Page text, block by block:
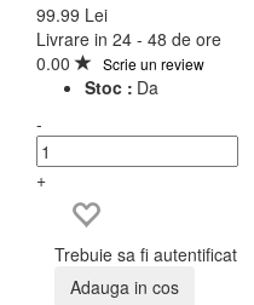
99.99 Lei
Livrare in 24 - 48 de ore
0.00
Scrie un review
Stoc : Da
-
+
Trebuie sa fi autentificat
Adauga in cos